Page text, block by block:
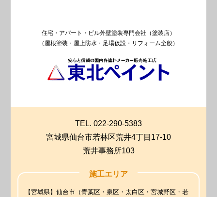
住宅・アパート・ビル外壁塗装専門会社（塗装店）
（屋根塗装・屋上防水・足場仮設・リフォーム全般）
TEL. 022-290-5383
宮城県仙台市若林区荒井4丁目17-10
荒井事務所103
施工エリア
【宮城県】仙台市（青葉区・泉区・太白区・宮城野区・若